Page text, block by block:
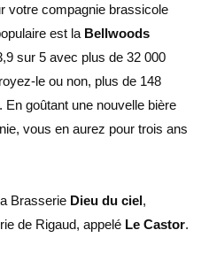
votre compagnie brassicole
est la Bellwoods
sur 5 avec plus de 32 000
le ou non, plus de 148
goûtant une nouvelle bière
vous en aurez pour trois ans
Brasserie Dieu du ciel,
de Rigaud, appelé Le Castor.